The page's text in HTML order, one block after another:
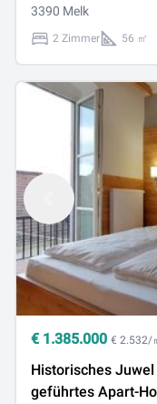
3390 Melk
2 Zimmer 56 ㎡
€ 1.385.000 € 2.532/
Historisches
geführtes Apart-